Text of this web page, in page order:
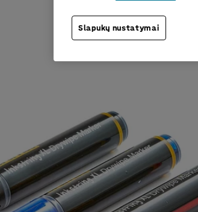
Slapukų nustatymai